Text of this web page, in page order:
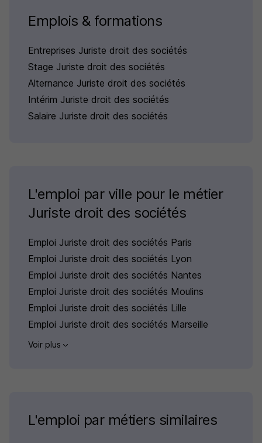
Emplois & formations
Entreprises Juriste droit des sociétés
Stage Juriste droit des sociétés
Alternance Juriste droit des sociétés
Intérim Juriste droit des sociétés
Salaire Juriste droit des sociétés
L'emploi par ville pour le métier
Juriste droit des sociétés
Emploi Juriste droit des sociétés Paris
Emploi Juriste droit des sociétés Lyon
Emploi Juriste droit des sociétés Nantes
Emploi Juriste droit des sociétés Moulins
Emploi Juriste droit des sociétés Lille
Emploi Juriste droit des sociétés Marseille
Voir plus
L'emploi par métiers similaires